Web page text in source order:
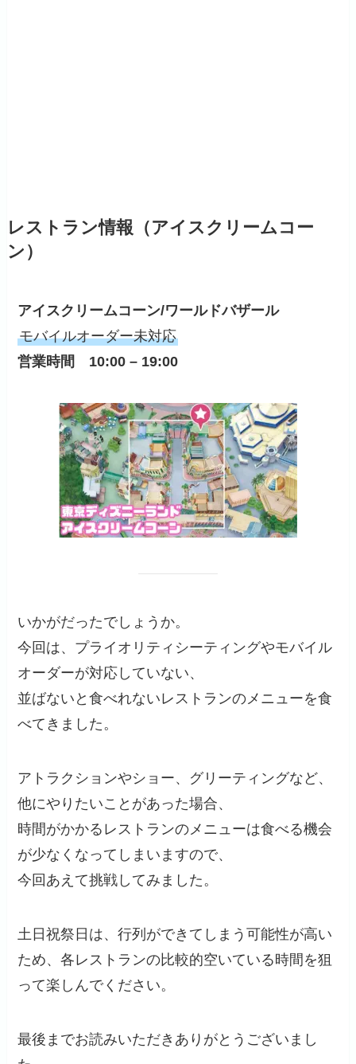
レストラン情報（アイスクリームコー
ン ）
アイスクリームコーン/ワールドバザール
モバイルオーダー未対応
営業時間 10:00 – 19:00
いかがだったでしょうか。
今回は、プライオリティシーティングやモバイル
オーダーが対応していない、
並ばないと食べれないレストランのメニューを食
べてきました。
アトラクションやショー、グリーティングなど、
他にやりたいことがあった場合、
時間がかかるレストランのメニューは食べる機会
が少なくなってしまいますので、
今回あえて挑戦してみました。
土日祝祭日は、行列ができてしまう可能性が高い
ため、各レストランの比較的空いている時間を狙
って楽しんでください。
最後までお読みいただきありがとうございまし